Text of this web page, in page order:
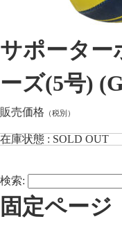
サポーター
ーズ(5号)
販売価格 （税別）
在庫状態 : SOLD OUT
検索:
固定ページ